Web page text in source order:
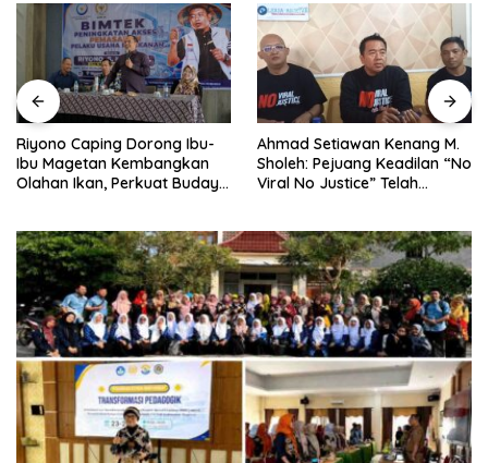
Riyono Caping Dorong Ibu-
Ibu Magetan Kembangkan
Olahan Ikan, Perkuat Budaya
Ahmad Setiawan Kenang M.
Sholeh: Pejuang Keadilan “No
Viral No Justice” Telah